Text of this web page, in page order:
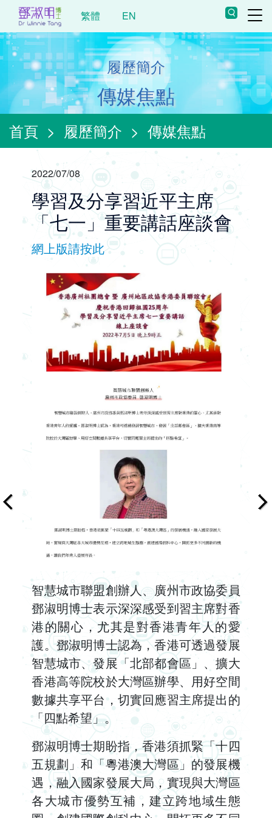
繁體 EN
履歷簡介
傳媒焦點
首頁 > 履歷簡介 > 傳媒焦點
2022/07/08
學習及分享習近平主席
「七一」重要講話座談會
網上版請按此
智慧城市聯盟創辦人、廣州市政協委員
鄧淑明博士表示深深感受到習主席對香
港的關心，尤其是對香港青年人的愛
護。鄧淑明博士認為，香港可透過發展
智慧城市、發展「北部都會區」、擴大
香港高等院校於大灣區辦學、用好空間
數據共享平台，切實回應習主席提出的
「四點希望」。
鄧淑明博士期盼指，香港須抓緊「十四
五規劃」和「粵港澳大灣區」的發展機
遇，融入國家發展大局，實現與大灣區
各大城市優勢互補，建立跨地域生態